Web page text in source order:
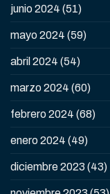
junio 2024 (51)
mayo 2024 (59)
abril 2024 (54)
marzo 2024 (60)
febrero 2024 (68)
enero 2024 (49)
diciembre 2023 (43)